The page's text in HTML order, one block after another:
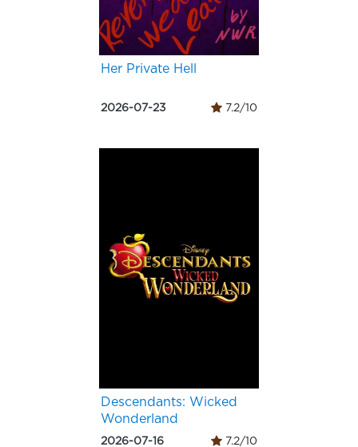
Her Private Hell
2026-07-23 7.2/10
Descendants: Wicked
Wonderland
2026-07-16 7.2/10